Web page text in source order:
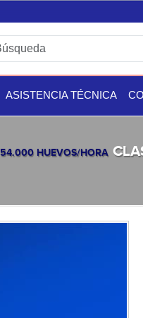
ASISTENCIA TÉCNICA
54.000 HUEVOS/HORA